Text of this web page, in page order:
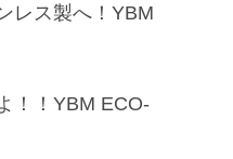
レス製へ！YBM
！！YBM ECO-